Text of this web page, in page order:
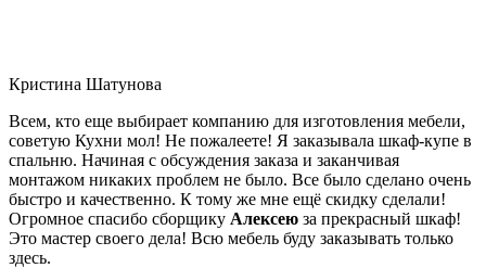
Кристина Шатунова
Всем, кто еще выбирает компанию для изготовления мебели,
советую Кухни мол! Не пожалеете! Я заказывала шкаф-купе в
спальню. Начиная с обсуждения заказа и заканчивая
монтажом никаких проблем не было. Все было сделано очень
быстро и качественно. К тому же мне ещё скидку сделали!
Огромное спасибо сборщику Алексею за прекрасный шкаф!
Это мастер своего дела! Всю мебель буду заказывать только
здесь.